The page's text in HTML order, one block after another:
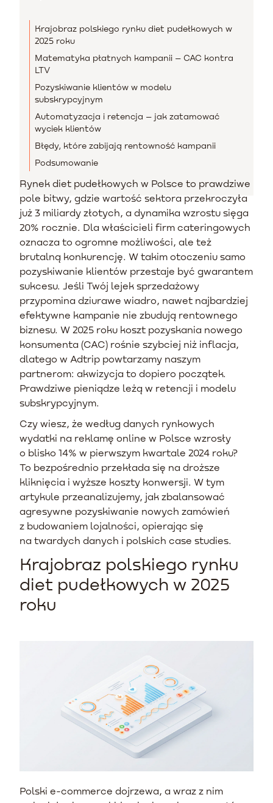
Krajobraz polskiego rynku diet pudełkowych w
2025 roku
Matematyka płatnych kampanii – CAC kontra
LTV
Pozyskiwanie klientów w modelu
subskrypcyjnym
Automatyzacja i retencja – jak zatamować
wyciek klientów
Błędy, które zabijają rentowność kampanii
Podsumowanie
Rynek diet pudełkowych w Polsce to prawdziwe
pole bitwy, gdzie wartość sektora przekroczyła
już 3 miliardy złotych, a dynamika wzrostu sięga
20% rocznie. Dla właścicieli firm cateringowych
oznacza to ogromne możliwości, ale też
brutalną konkurencję. W takim otoczeniu samo
pozyskiwanie klientów przestaje być gwarantem
sukcesu. Jeśli Twój lejek sprzedażowy
przypomina dziurawe wiadro, nawet najbardziej
efektywne kampanie nie zbudują rentownego
biznesu. W 2025 roku koszt pozyskania nowego
konsumenta (CAC) rośnie szybciej niż inflacja,
dlatego w Adtrip powtarzamy naszym
partnerom: akwizycja to dopiero początek.
Prawdziwe pieniądze leżą w retencji i modelu
subskrypcyjnym.
Czy wiesz, że według danych rynkowych
wydatki na reklamę online w Polsce wzrosły
o blisko 14% w pierwszym kwartale 2024 roku?
To bezpośrednio przekłada się na droższe
kliknięcia i wyższe koszty konwersji. W tym
artykule przeanalizujemy, jak zbalansować
agresywne pozyskiwanie nowych zamówień
z budowaniem lojalności, opierając się
na twardych danych i polskich case studies.
Krajobraz polskiego rynku
diet pudełkowych w 2025
roku
Polski e-commerce dojrzewa, a wraz z nim